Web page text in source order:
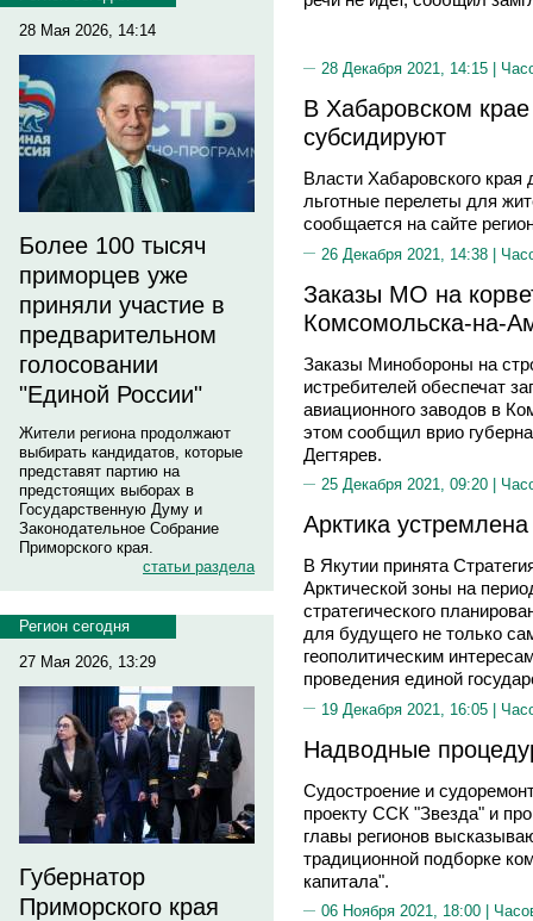
28 Мая 2026, 14:14
Более 100 тысяч
приморцев уже
приняли участие в
предварительном
голосовании
"Единой России"
Жители региона продолжают
выбирать кандидатов, которые
представят партию на
предстоящих выборах в
Государственную Думу и
Законодательное Собрание
Приморского края.
статьи раздела
Регион сегодня
27 Мая 2026, 13:29
Губернатор
Приморского края
28 Декабря 2021, 14:15 |
В Хабаровском
субсидируют
Власти Хабаровского
льготные перелеты для
сообщается на сайте
26 Декабря 2021, 14:38 |
Заказы МО на
Комсомольска-на-
Заказы Минобороны на
истребителей обеспечат
авиационного заводов в
этом сообщил врио
Дегтярев.
25 Декабря 2021, 09:20 |
Арктика
В Якутии принята
Арктической зоны на
стратегического
для будущего не только
геополитическим
проведения единой
19 Декабря 2021, 16:05 |
Надводные
Судостроение и
проекту ССК "Звезда" и
главы регионов
традиционной подборке
капитала".
06 Ноября 2021, 18:00 |